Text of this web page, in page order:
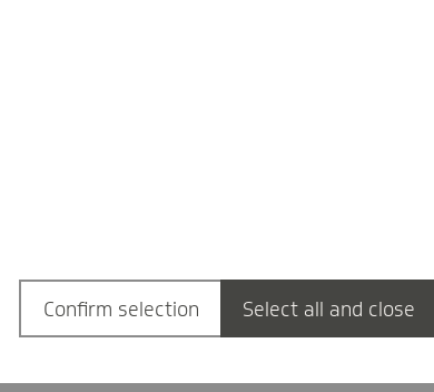
Confirm selection Select all and close